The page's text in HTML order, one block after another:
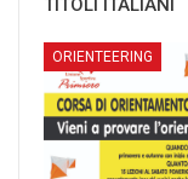
TITOLI ITALIANI
ORIENTEERING